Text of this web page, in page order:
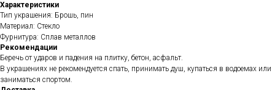
Характеристики
Тип украшения: Брошь, пин
Материал: Стекло
Фурнитура: Сплав металлов
Рекомендации
Беречь от ударов и падения на плитку, бетон, асфальт.
В украшениях не рекомендуется спать, принимать душ, купаться в водоемах или
заниматься спортом.